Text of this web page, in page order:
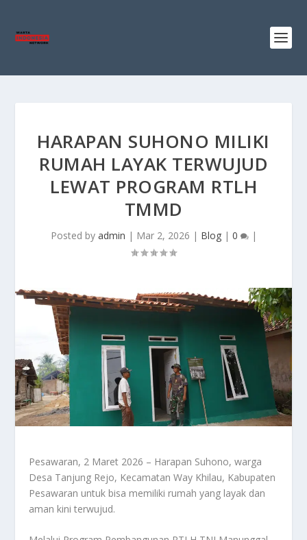
HARAPAN SUHONO MILIKI
RUMAH LAYAK TERWUJUD
LEWAT PROGRAM RTLH
TMMD
Posted by admin | Mar 2, 2026 | Blog| 0 |
Pesawaran, 2 Maret 2026 – Harapan Suhono, warga
Desa Tanjung Rejo, Kecamatan Way Khilau, Kabupaten
Pesawaran untuk bisa memiliki rumah yang layak dan
aman kini terwujud.